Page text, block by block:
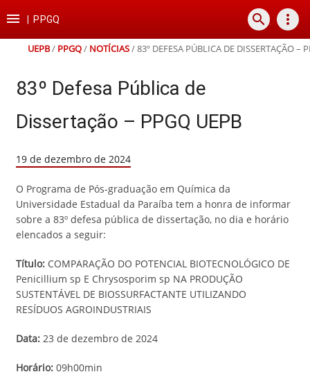
para
conteúdo
para
para
para
rodapé
 PPGQ search more_vert
UEPB/ PPGQ/ NOTÍCIAS/83º DEFESA PÚBLICA DE DISSERTAÇÃO –
83º Defesa Pública de
Dissertação – PPGQ UEPB
19 de dezembro de 2024
O Programa de Pós-graduação em Química da
Universidade Estadual da Paraíba tem a honra de informar
sobre a 83º defesa pública de dissertação, no dia e horário
elencados a seguir:
Título: COMPARAÇÃO DO POTENCIAL BIOTECNOLÓGICO DE
Penicillium sp E Chrysosporim sp NA PRODUÇÃO
SUSTENTÁVEL DE BIOSSURFACTANTE UTILIZANDO
RESÍDUOS AGROINDUSTRIAIS
Data: 23 de dezembro de 2024
Horário: 09h00min